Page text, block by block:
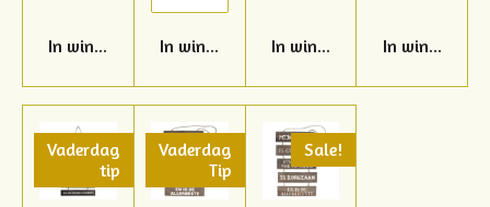
In winkelwagenIn winkelwagenIn winkelwagenIn
Vaderdag
tip
Vaderdag
Tip
Sale!